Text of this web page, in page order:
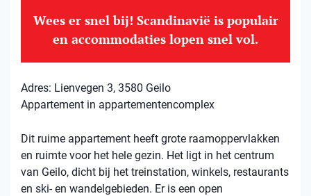
Wees er snel bij! Scandinavië is populair
en accommodaties lopen snel vol.
Adres: Lienvegen 3, 3580 Geilo
Appartement in appartementencomplex
Dit ruime appartement heeft grote raamoppervlakken
en ruimte voor het hele gezin. Het ligt in het centrum
van Geilo, dicht bij het treinstation, winkels, restaurants
en ski- en wandelgebieden. Er is een open